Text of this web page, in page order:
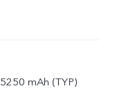
5250 mAh (TYP)